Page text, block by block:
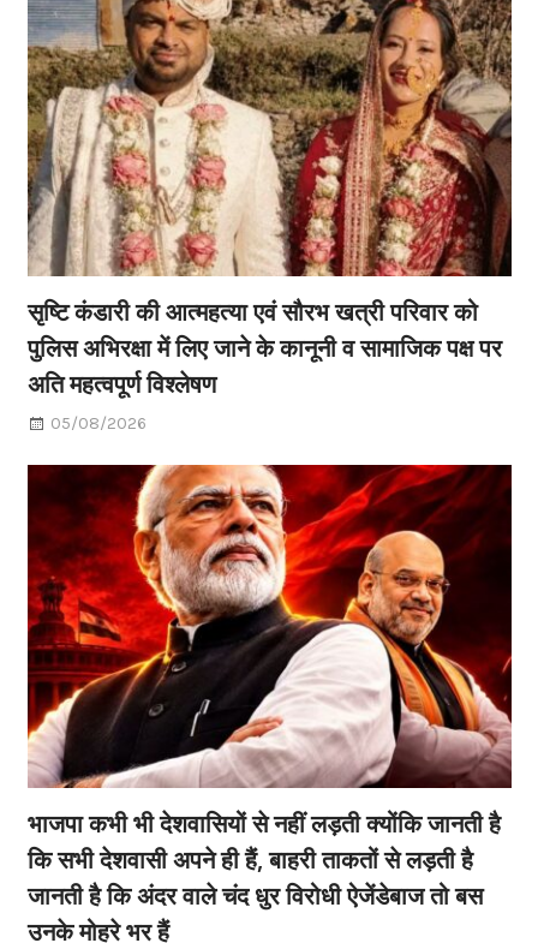
सृष्टि कंडारी की आत्महत्या एवं सौरभ खत्री परिवार को
पुलिस अभिरक्षा में लिए जाने के कानूनी व सामाजिक पक्ष पर
अति महत्वपूर्ण विश्लेषण
05/08/2026
भाजपा कभी भी देशवासियों से नहीं लड़ती क्योंकि जानती है
कि सभी देशवासी अपने ही हैं, बाहरी ताकतों से लड़ती है
जानती है कि अंदर वाले चंद धुर विरोधी ऐजेंडेबाज तो बस
उनके मोहरे भर हैं